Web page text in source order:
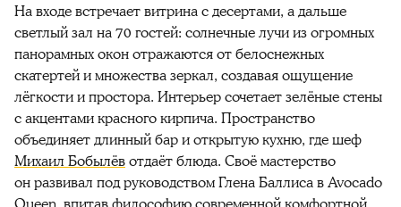
На входе встречает витрина с десертами, а дальше
светлый зал на 70 гостей: солнечные лучи из огромных
панорамных окон отражаются от белоснежных
скатертей и множества зеркал, создавая ощущение
лёгкости и простора. Интерьер сочетает зелёные стены
с акцентами красного кирпича. Пространство
объединяет длинный бар и открытую кухню, где шеф
Михаил Бобылёвотдаёт блюда. Своё мастерство
он развивал под руководством Глена Баллиса в Avocado